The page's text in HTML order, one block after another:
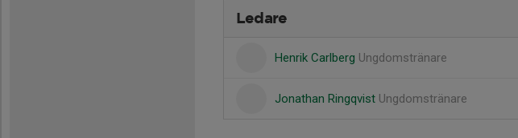
Ledare
Henrik Carlberg Ungdomstränare
Jonathan Ringqvist Ungdomstränare